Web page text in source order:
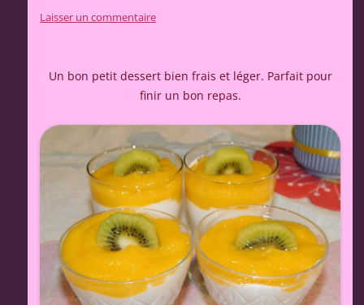
Laisser un commentaire
Un bon petit dessert bien frais et léger. Parfait pour
finir un bon repas.